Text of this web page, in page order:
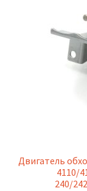
Двигатель
4110/
240/